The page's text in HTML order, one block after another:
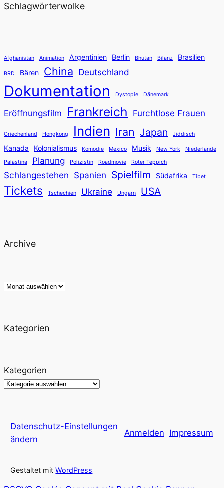
Schlagwörterwolke
Afghanistan Animation Argentinien Berlin Bhutan Bilanz Brasilien
BRD Bären China Deutschland
Dokumentation Dystopie Dänemark
Eröffnungsfilm Frankreich Furchtlose Frauen
Griechenland Hongkong Indien Iran Japan Jiddisch
Kanada Kolonialismus Komödie Mexico Musik New York
Niederlande
Palästina
Planung Polizistin Roadmovie Roter Teppich
Schlangestehen Spanien Spielfilm Südafrika Tibet
Tickets Tschechien Ukraine Ungarn USA
Archive
Archiv
Kategorien
Kategorien
Datenschutz-Einstellungen
ändern
Anmelden Impressum
Gestaltet mitWordPress